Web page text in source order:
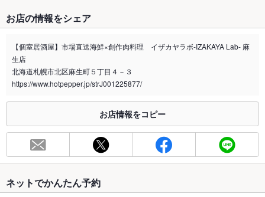
禁煙・喫煙 全席喫煙可
喫煙専用室 あり
※2020年4月1日～受動喫煙対策に関する法律が施行されています。正しい情報はお店へお問い
合わせください。
お席
総席数
最大宴会収
容人数
30人(掘り炬燵個室最大24名迄可能。)
個室 あり ：掘り炬燵個室最大24名迄可能。
お店の情報をシェア
【個室居酒屋】市場直送海鮮×創作肉料理 イザカヤラボ-IZAKAYA Lab- 麻
生店
北海道札幌市北区麻生町５丁目４－３
https://www.hotpepper.jp/strJ001225877/
お店情報をコピー
ネットでかんたん予約